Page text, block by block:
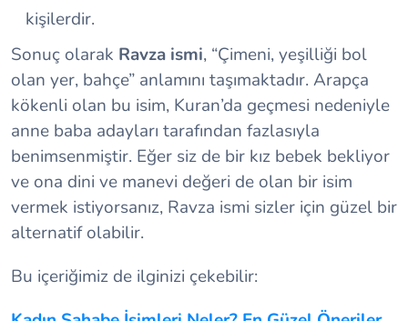
kişilerdir.
Sonuç olarak Ravza ismi, “Çimeni, yeşilliği bol
olan yer, bahçe” anlamını taşımaktadır. Arapça
kökenli olan bu isim, Kuran’da geçmesi nedeniyle
anne baba adayları tarafından fazlasıyla
benimsenmiştir. Eğer siz de bir kız bebek bekliyor
ve ona dini ve manevi değeri de olan bir isim
vermek istiyorsanız, Ravza ismi sizler için güzel bir
alternatif olabilir.
Bu içeriğimiz de ilginizi çekebilir: